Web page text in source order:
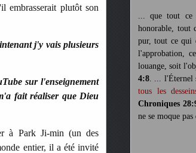
embrasserait plutôt son
j'y vais plusieurs
sur l'enseignement
fait réaliser que Dieu
à Park Ji-min (un des
entier, il a été invité
... que tout
honorable, tout
pur, tout ce qui
l'approbation,
louange, soit
4:8. ... l'Éternel
tous les
Chroniques
ne se moque